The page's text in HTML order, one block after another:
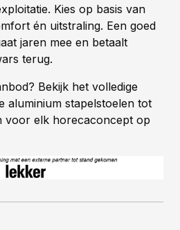
Kies op basis van
én uitstraling. Een goed
jaren mee en betaalt
terug.
Bekijk het volledige
aluminium stapelstoelen tot
voor elk horecaconcept op